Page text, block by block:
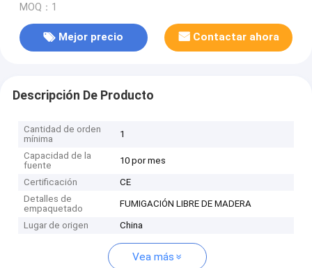
MOQ：1
Mejor precio Contactar ahora
Descripción De Producto
Cantidad de orden
mínima
1
Capacidad de la
fuente
10 por mes
Certificación
CE
Detalles de
empaquetado
FUMIGACIÓN LIBRE DE MADERA
Lugar de origen China
Vea más